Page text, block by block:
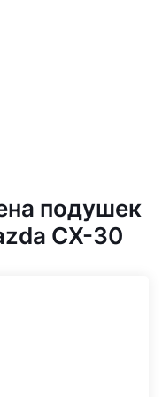
подушек
CX-30